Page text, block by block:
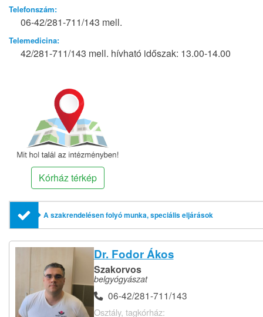
Telefonszám:
06-42/281-711/143 mell.
Telemedicina:
42/281-711/143 mell. hívható időszak: 13.00-14.00
Kórház térkép
A szakrendelésen folyó munka, speciális eljárások
Dr. Fodor Ákos
Szakorvos
belgyógyászat
06-42/281-711/143
Osztály, tagkórház: